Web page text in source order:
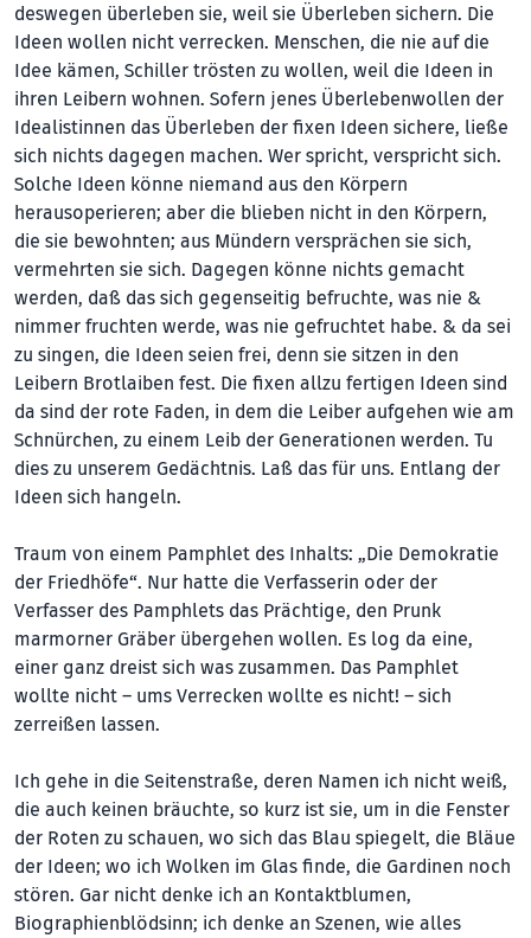
deswegen überleben sie, weil sie Überleben sichern. Die
Ideen wollen nicht verrecken. Menschen, die nie auf die
Idee kämen, Schiller trösten zu wollen, weil die Ideen in
ihren Leibern wohnen. Sofern jenes Überlebenwollen der
Idealistinnen das Überleben der fixen Ideen sichere, ließe
sich nichts dagegen machen. Wer spricht, verspricht sich.
Solche Ideen könne niemand aus den Körpern
herausoperieren; aber die blieben nicht in den Körpern,
die sie bewohnten; aus Mündern versprächen sie sich,
vermehrten sie sich. Dagegen könne nichts gemacht
werden, daß das sich gegenseitig befruchte, was nie &
nimmer fruchten werde, was nie gefruchtet habe. & da sei
zu singen, die Ideen seien frei, denn sie sitzen in den
Leibern Brotlaiben fest. Die fixen allzu fertigen Ideen sind
da sind der rote Faden, in dem die Leiber aufgehen wie am
Schnürchen, zu einem Leib der Generationen werden. Tu
dies zu unserem Gedächtnis. Laß das für uns. Entlang der
Ideen sich hangeln.
Traum von einem Pamphlet des Inhalts: „Die Demokratie
der Friedhöfe“. Nur hatte die Verfasserin oder der
Verfasser des Pamphlets das Prächtige, den Prunk
marmorner Gräber übergehen wollen. Es log da eine,
einer ganz dreist sich was zusammen. Das Pamphlet
wollte nicht – ums Verrecken wollte es nicht! – sich
zerreißen lassen.
Ich gehe in die Seitenstraße, deren Namen ich nicht weiß,
die auch keinen bräuchte, so kurz ist sie, um in die Fenster
der Roten zu schauen, wo sich das Blau spiegelt, die Bläue
der Ideen; wo ich Wolken im Glas finde, die Gardinen noch
stören. Gar nicht denke ich an Kontaktblumen,
Biographienblödsinn; ich denke an Szenen, wie alles